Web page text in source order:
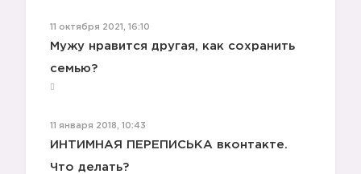
11 октября 2021, 16:10
Мужу нравится другая, как сохранить
семью?
11 января 2018, 10:43
ИНТИМНАЯ ПЕРЕПИСЬКА вконтакте.
Что делать?